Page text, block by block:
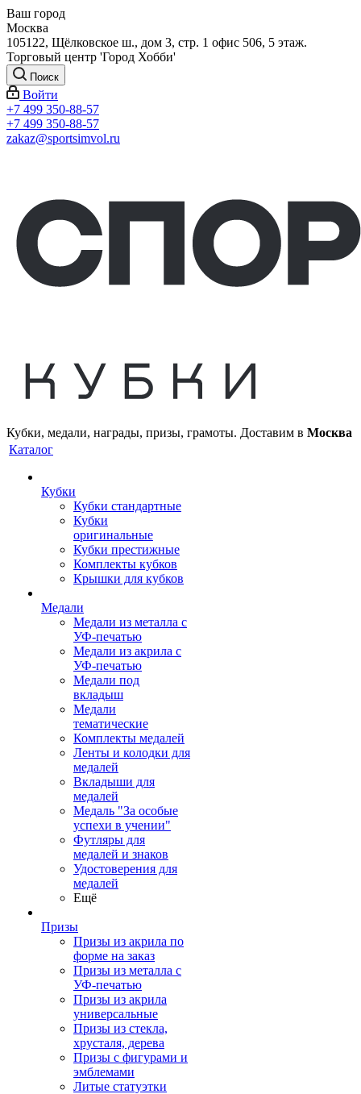
Ваш город
Москва
105122, Щёлковское ш., дом 3, стр. 1 офис 506, 5 этаж.
Торговый центр 'Город Хобби'
Поиск
Войти
+7 499 350-88-57
+7 499 350-88-57
zakaz@sportsimvol.ru
Кубки, медали, награды, призы, грамоты. Доставим в Москва
Каталог
Кубки
Кубки стандартные
Кубки
оригинальные
Кубки престижные
Комплекты кубков
Крышки для кубков
Медали
Медали из металла с
УФ-печатью
Медали из акрила с
УФ-печатью
Медали под
вкладыш
Медали
тематические
Комплекты медалей
Ленты и колодки для
медалей
Вкладыши для
медалей
Медаль "За особые
успехи в учении"
Футляры для
медалей и знаков
Удостоверения для
медалей
Ещё
Призы
Призы из акрила по
форме на заказ
Призы из металла с
УФ-печатью
Призы из акрила
универсальные
Призы из стекла,
хрусталя, дерева
Призы с фигурами и
эмблемами
Литые статуэтки